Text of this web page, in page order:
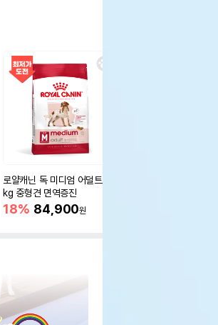
로얄캐닌 독 미디엄 어덜트 10
kg 중형견 면역증진
18% 84,900원